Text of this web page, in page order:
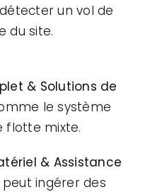
un vol de
du site.
& Solutions de
le système
flotte mixte.
& Assistance
ingérer des